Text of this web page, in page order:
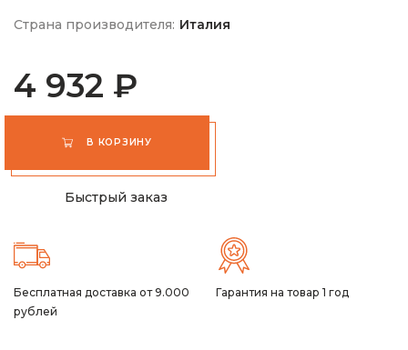
Страна производителя: Италия
4 932 ₽
В КОРЗИНУ
Быстрый заказ
Бесплатная доставка от 9.000
рублей
Гарантия на товар 1 год